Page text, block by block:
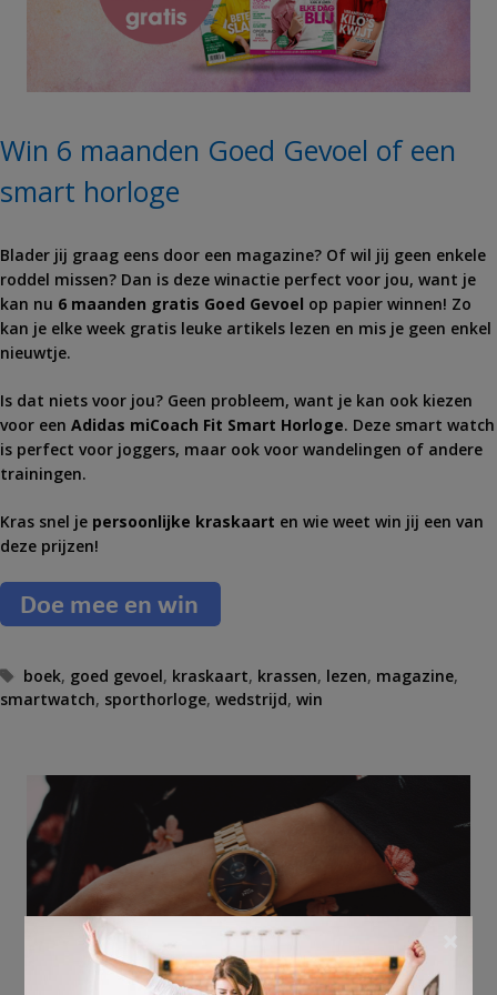
Win 6 maanden Goed Gevoel of een
smart horloge
Blader jij graag eens door een magazine? Of wil jij geen enkele
roddel missen? Dan is deze winactie perfect voor jou, want je
kan nu 6 maanden gratis Goed Gevoel op papier winnen! Zo
kan je elke week gratis leuke artikels lezen en mis je geen enkel
nieuwtje.
Is dat niets voor jou? Geen probleem, want je kan ook kiezen
voor een Adidas miCoach Fit Smart Horloge. Deze smart watch
is perfect voor joggers, maar ook voor wandelingen of andere
trainingen.
Kras snel je persoonlijke kraskaart en wie weet win jij een van
deze prijzen!
T
a
boek, goed gevoel, kraskaart, krassen, lezen, magazine,
smartwatch, sporthorloge, wedstrijd, win